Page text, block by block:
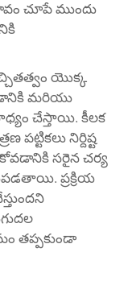
చూపే ముందు
యొక్క
మరియు
సాధ్యం చేస్తాయి. కీలక
నిర్దిష్ట
సరైన చర్య
ప్రక్రియ
తప్పకుండా